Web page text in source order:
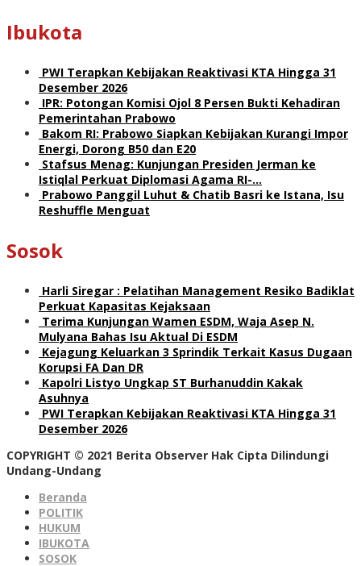
Ibukota
PWI Terapkan Kebijakan Reaktivasi KTA Hingga 31
Desember 2026
IPR: Potongan Komisi Ojol 8 Persen Bukti Kehadiran
Pemerintahan Prabowo
Bakom RI: Prabowo Siapkan Kebijakan Kurangi Impor
Energi, Dorong B50 dan E20
Stafsus Menag: Kunjungan Presiden Jerman ke
Istiqlal Perkuat Diplomasi Agama RI-…
Prabowo Panggil Luhut & Chatib Basri ke Istana, Isu
Reshuffle Menguat
Sosok
Harli Siregar : Pelatihan Management Resiko Badiklat
Perkuat Kapasitas Kejaksaan
Terima Kunjungan Wamen ESDM, Waja Asep N.
Mulyana Bahas Isu Aktual Di ESDM
Kejagung Keluarkan 3 Sprindik Terkait Kasus Dugaan
Korupsi FA Dan DR
Kapolri Listyo Ungkap ST Burhanuddin Kakak
Asuhnya
PWI Terapkan Kebijakan Reaktivasi KTA Hingga 31
Desember 2026
COPYRIGHT © 2021 Berita Observer Hak Cipta Dilindungi
Undang-Undang
Beranda
POLITIK
HUKUM
IBUKOTA
SOSOK